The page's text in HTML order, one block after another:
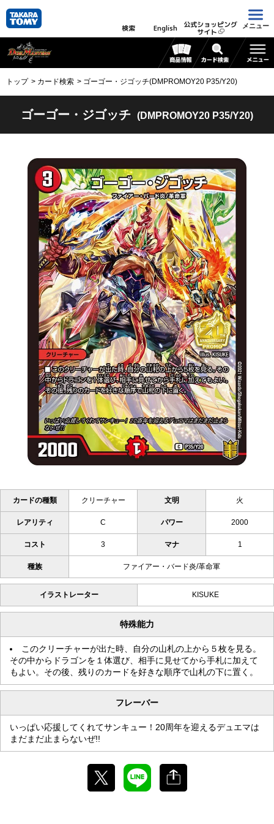
検索 English 公式ショッピング
サイト
メニュー
トップ カード検索 ゴーゴー・ジゴッチ(DMPROMOY20 P35/Y20)
ゴーゴー・ジゴッチ (DMPROMOY20 P35/Y20)
カードの種類 クリーチャー 文明 火
レアリティ C パワー 2000
コスト 3 マナ 1
種族 ファイアー・バード炎/革命軍
イラストレーター KISUKE
特殊能力
このクリーチャーが出た時、自分の山札の上から５枚を見る。
その中からドラゴンを１体選び、相手に見せてから手札に加えて
もよい。その後、残りのカードを好きな順序で山札の下に置く。
フレーバー
いっぱい応援してくれてサンキュー！20周年を迎えるデュエマは
まだまだ止まらないぜ!!